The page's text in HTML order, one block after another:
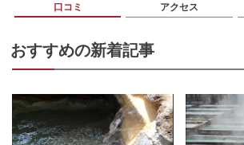
口コミ アクセス
おすすめの新着記事